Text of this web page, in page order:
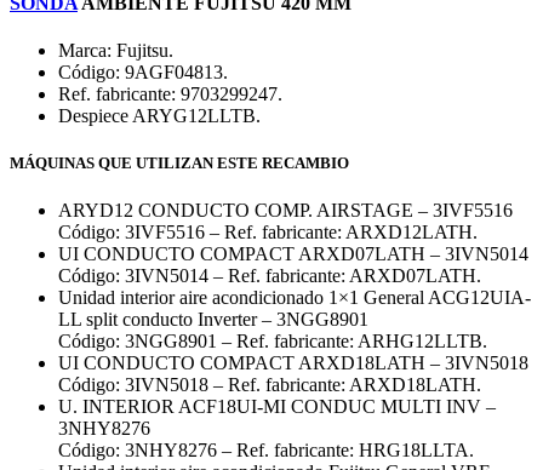
Marca: Fujitsu.
Código: 9AGF04813.
Ref. fabricante: 9703299247.
Despiece ARYG12LLTB.
MÁQUINAS QUE UTILIZAN ESTE RECAMBIO
ARYD12 CONDUCTO COMP. AIRSTAGE – 3IVF5516
Código: 3IVF5516 – Ref. fabricante: ARXD12LATH.
UI CONDUCTO COMPACT ARXD07LATH – 3IVN5014
Código: 3IVN5014 – Ref. fabricante: ARXD07LATH.
Unidad interior aire acondicionado 1×1 General ACG12UIA-
LL split conducto Inverter – 3NGG8901
Código: 3NGG8901 – Ref. fabricante: ARHG12LLTB.
UI CONDUCTO COMPACT ARXD18LATH – 3IVN5018
Código: 3IVN5018 – Ref. fabricante: ARXD18LATH.
U. INTERIOR ACF18UI-MI CONDUC MULTI INV –
3NHY8276
Código: 3NHY8276 – Ref. fabricante: HRG18LLTA.